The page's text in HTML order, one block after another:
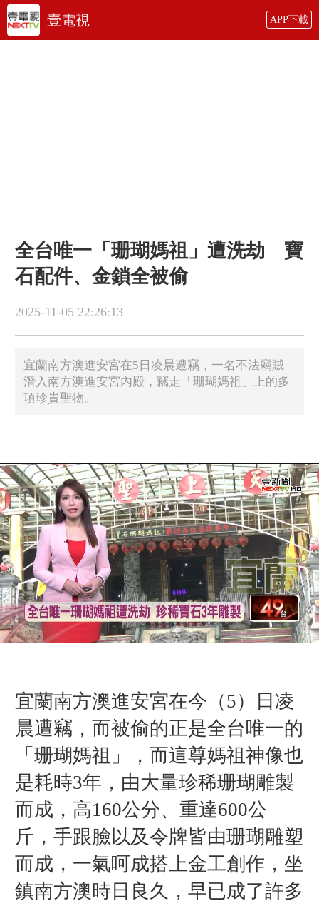
壹電視 APP下載
全台唯一「珊瑚媽祖」遭洗劫 寶
石配件、金鎖全被偷
2025-11-05 22:26:13
宜蘭南方澳進安宮在5日凌晨遭竊，一名不法竊賊
潛入南方澳進安宮內殿，竊走「珊瑚媽祖」上的多
項珍貴聖物。
宜蘭南方澳進安宮在今（5）日凌
晨遭竊，而被偷的正是全台唯一的
「 珊瑚媽祖」，而這尊媽祖神像也
是耗時3年，由大量珍稀珊瑚雕製
而成，高160公分、重達600公
斤，手跟臉以及令牌皆由珊瑚雕塑
而成，一氣呵成搭上金工創作， 坐
鎮南方澳時日良久，早已成了許多